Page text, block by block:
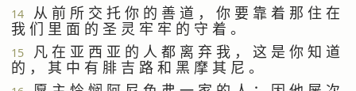
14
从 前 所 交 托 你 的 善 道 ， 你 要 靠 着 那 住 在
我 们 里 面 的 圣 灵 牢 牢 的 守 着 。
15
凡 在 亚 西 亚 的 人 都 离 弃 我 ， 这 是 你 知 道
的 ， 其 中 有 腓 吉 路 和 黑 摩 其 尼 。